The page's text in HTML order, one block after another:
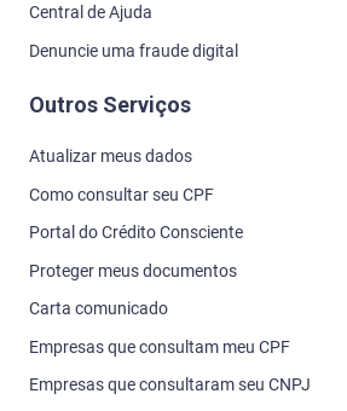
Central de Ajuda
Denuncie uma fraude digital
Outros Serviços
Atualizar meus dados
Como consultar seu CPF
Portal do Crédito Consciente
Proteger meus documentos
Carta comunicado
Empresas que consultam meu CPF
Empresas que consultaram seu CNPJ